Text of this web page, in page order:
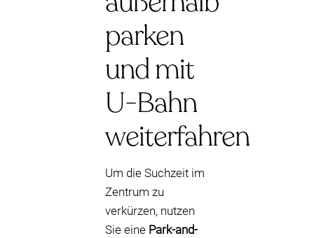
parken
und mit
U-Bahn
weiterfahren
Um die Suchzeit im
Zentrum zu
verkürzen, nutzen
Sie eine Park-and-